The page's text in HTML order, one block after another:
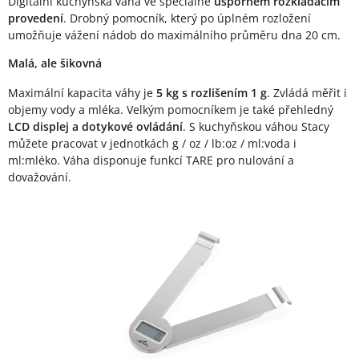
provedení. Drobný pomocník, který po úplném rozložení
umožňuje vážení nádob do maximálního průměru dna 20 cm.
Malá, ale šikovná
Maximální kapacita váhy je 5 kg s rozlišením 1 g. Zvládá měřit i
objemy vody a mléka. Velkým pomocníkem je také přehledný
LCD displej a dotykové ovládání. S kuchyňskou váhou Stacy
můžete pracovat v jednotkách g / oz / lb:oz / ml:voda i
ml:mléko. Váha disponuje funkcí TARE pro nulování a
dovažování.